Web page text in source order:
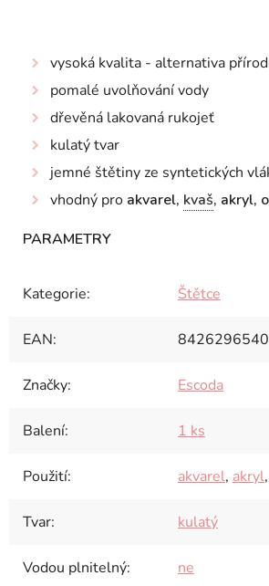
vysoká kvalita - alternativa
pomalé uvolňování vody
dřevěná lakovaná rukojeť
kulatý tvar
jemné štětiny ze syntetických
vhodný pro akvarel, kvaš, akryl,
Kategorie: Štětce
EAN:
Značky: Escoda
Balení: 1 ks
Použití: akvarel, akryl,
Tvar: kulatý
Vodou plnitelný: ne